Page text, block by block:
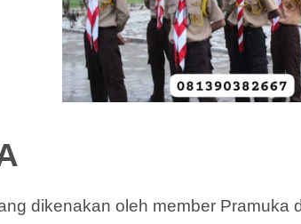
dikenakan oleh member